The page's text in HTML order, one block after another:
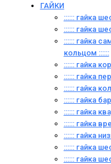
ГАЙКИ
:::::: гайка
:::::: гайка
:::::: гайка
кольцом ::::::
:::::: гайка
:::::: гайка
:::::: гайка
:::::: гайка
:::::: гайка
:::::: гайка
:::::: гайка
:::::: гайка
:::::: гайка